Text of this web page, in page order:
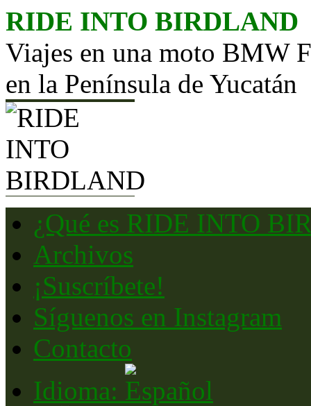
Saltar
RIDE INTO BIRDLAND
Viajes en una moto BMW
en la Península de Yucatán
¿Qué es RIDE INTO
Archivos
¡Suscríbete!
Síguenos en Instagram
Contacto
Idioma: